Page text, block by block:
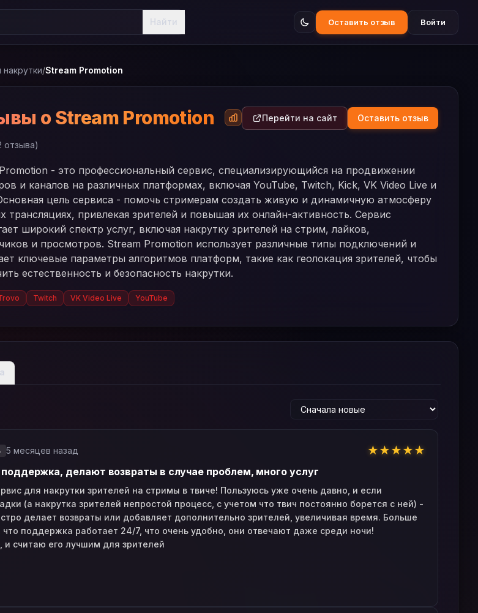
Найти Оставить отзыв Войти
/Stream Promotion
о Stream Promotion Перейти на сайт Оставить отзыв
отзыва)
- это профессиональный сервис, специализирующийся на продвижении
и каналов на различных платформах, включая YouTube, Twitch, Kick, VK Video Live и
цель сервиса - помочь стримерам создать живую и динамичную атмосферу
трансляциях, привлекая зрителей и повышая их онлайн-активность. Сервис
широкий спектр услуг, включая накрутку зрителей на стрим, лайков,
и просмотров. Stream Promotion использует различные типы подключений и
ключевые параметры алгоритмов платформ, такие как геолокация зрителей, чтобы
естественность и безопасность накрутки.
Twitch VK Video Live YouTube
5 месяцев назад ★★★★★
делают возвраты в случае проблем, много услуг
для накрутки зрителей на стримы в твиче! Пользуюсь уже очень давно, и если
(а накрутка зрителей непростой процесс, с учетом что твич постоянно борется с ней) -
делает возвраты или добавляет дополнительно зрителей, увеличивая время. Больше
что поддержка работает 24/7, что очень удобно, они отвечают даже среди ночи!
и считаю его лучшим для зрителей